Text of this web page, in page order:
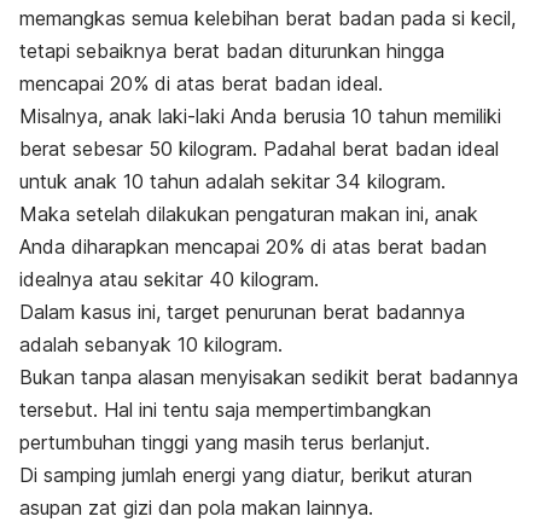
memangkas semua kelebihan berat badan pada si kecil,
tetapi sebaiknya berat badan diturunkan hingga
mencapai 20% di atas berat badan ideal.
Misalnya, anak laki-laki Anda berusia 10 tahun memiliki
berat sebesar 50 kilogram. Padahal berat badan ideal
untuk anak 10 tahun adalah sekitar 34 kilogram.
Maka setelah dilakukan pengaturan makan ini, anak
Anda diharapkan mencapai 20% di atas berat badan
idealnya atau sekitar 40 kilogram.
Dalam kasus ini, target penurunan berat badannya
adalah sebanyak 10 kilogram.
Bukan tanpa alasan menyisakan sedikit berat badannya
tersebut. Hal ini tentu saja mempertimbangkan
pertumbuhan tinggi yang masih terus berlanjut.
Di samping jumlah energi yang diatur, berikut aturan
asupan zat gizi dan pola makan lainnya.